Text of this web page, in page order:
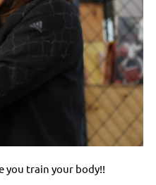
you train your body!!